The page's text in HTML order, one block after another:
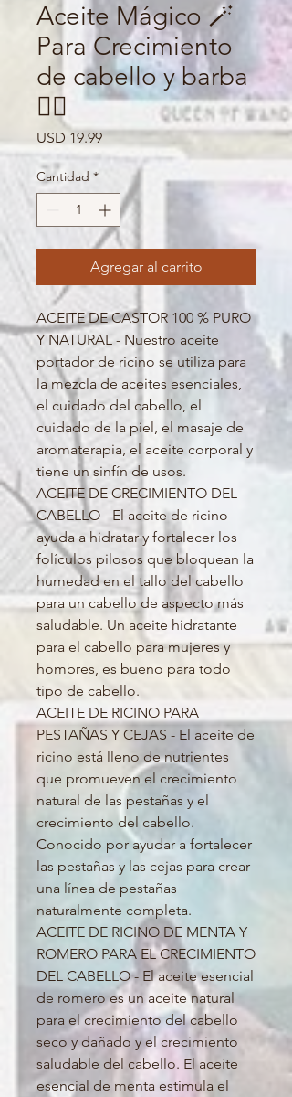
Aceite Mágico 🪄
Para Crecimiento
de cabello y barba
💇‍♀️
USD 19.99Precio
Cantidad *
Agregar al carrito
ACEITE DE CASTOR 100 % PURO
Y NATURAL - Nuestro aceite
portador de ricino se utiliza para
la mezcla de aceites esenciales,
el cuidado del cabello, el
cuidado de la piel, el masaje de
aromaterapia, el aceite corporal y
tiene un sinfín de usos.
ACEITE DE CRECIMIENTO DEL
CABELLO - El aceite de ricino
ayuda a hidratar y fortalecer los
folículos pilosos que bloquean la
humedad en el tallo del cabello
para un cabello de aspecto más
saludable. Un aceite hidratante
para el cabello para mujeres y
hombres, es bueno para todo
tipo de cabello.
ACEITE DE RICINO PARA
PESTAÑAS Y CEJAS - El aceite de
ricino está lleno de nutrientes
que promueven el crecimiento
natural de las pestañas y el
crecimiento del cabello.
Conocido por ayudar a fortalecer
las pestañas y las cejas para crear
una línea de pestañas
naturalmente completa.
ACEITE DE RICINO DE MENTA Y
ROMERO PARA EL CRECIMIENTO
DEL CABELLO - El aceite esencial
de romero es un aceite natural
para el crecimiento del cabello
seco y dañado y el crecimiento
saludable del cabello. El aceite
esencial de menta estimula el